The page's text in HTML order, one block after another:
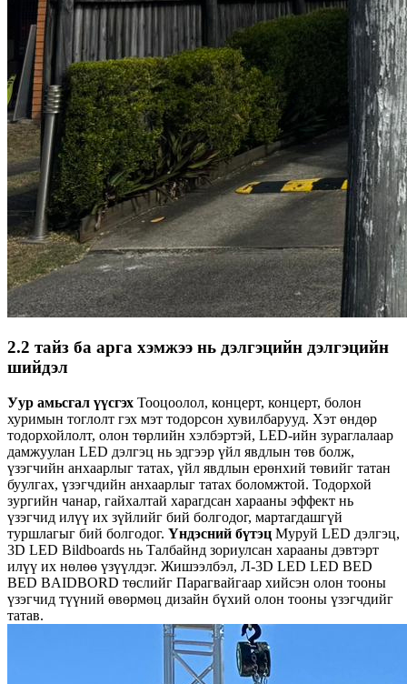
2.2 тайз ба арга хэмжээ нь дэлгэцийн дэлгэцийн
шийдэл
Уур амьсгал үүсгэх Тооцоолол, концерт, концерт, болон
хуримын тоглолт гэх мэт тодорсон хувилбарууд. Хэт өндөр
тодорхойлолт, олон төрлийн хэлбэртэй, LED-ийн зураглалаар
дамжуулан LED дэлгэц нь эдгээр үйл явдлын төв болж,
үзэгчийн анхаарлыг татах, үйл явдлын ерөнхий төвийг татан
буулгах, үзэгчдийн анхаарлыг татах боломжтой. Тодорхой
зургийн чанар, гайхалтай харагдсан харааны эффект нь
үзэгчид илүү их зүйлийг бий болгодог, мартагдашгүй
туршлагыг бий болгодог. Үндэсний бүтэц Муруй LED дэлгэц,
3D LED Bildboards нь Талбайнд зориулсан харааны дэвтэрт
илүү их нөлөө үзүүлдэг. Жишээлбэл, Л-3D LED LED BED
BED BAIDBORD төслийг Парагвайгаар хийсэн олон тооны
үзэгчид түүний өвөрмөц дизайн бүхий олон тооны үзэгчдийг
татав.